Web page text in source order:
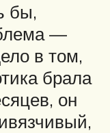
бы,
—
в том,
брала
он